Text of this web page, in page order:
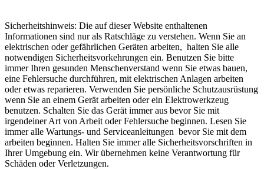
Sicherheitshinweis: Die auf dieser Website enthaltenen
Informationen sind nur als Ratschläge zu verstehen. Wenn Sie an
elektrischen oder gefährlichen Geräten arbeiten, halten Sie alle
notwendigen Sicherheitsvorkehrungen ein. Benutzen Sie bitte
immer Ihren gesunden Menschenverstand wenn Sie etwas bauen,
eine Fehlersuche durchführen, mit elektrischen Anlagen arbeiten
oder etwas reparieren. Verwenden Sie persönliche Schutzausrüstung
wenn Sie an einem Gerät arbeiten oder ein Elektrowerkzeug
benutzen. Schalten Sie das Gerät immer aus bevor Sie mit
irgendeiner Art von Arbeit oder Fehlersuche beginnen. Lesen Sie
immer alle Wartungs- und Serviceanleitungen bevor Sie mit dem
arbeiten beginnen. Halten Sie immer alle Sicherheitsvorschriften in
Ihrer Umgebung ein. Wir übernehmen keine Verantwortung für
Schäden oder Verletzungen.